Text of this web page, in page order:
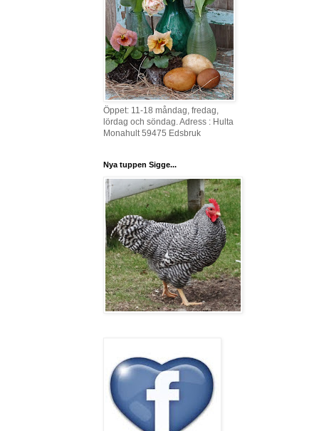
Öppet: 11-18 måndag, fredag,
lördag och söndag. Adress : Hulta
Monahult 59475 Edsbruk
Nya tuppen Sigge...